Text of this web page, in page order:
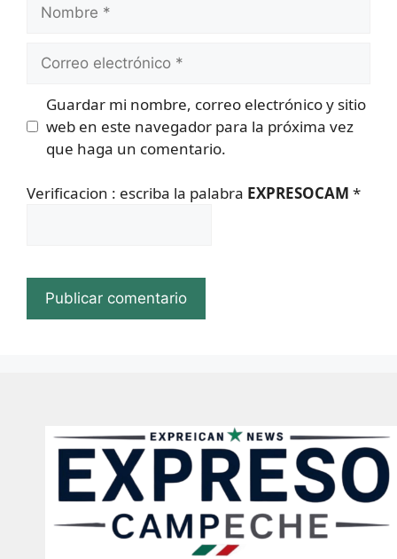
electrónico
Guardar mi nombre, correo electrónico y sitio
web en este navegador para la próxima vez
que haga un comentario.
Verificacion : escriba la palabra EXPRESOCAM *